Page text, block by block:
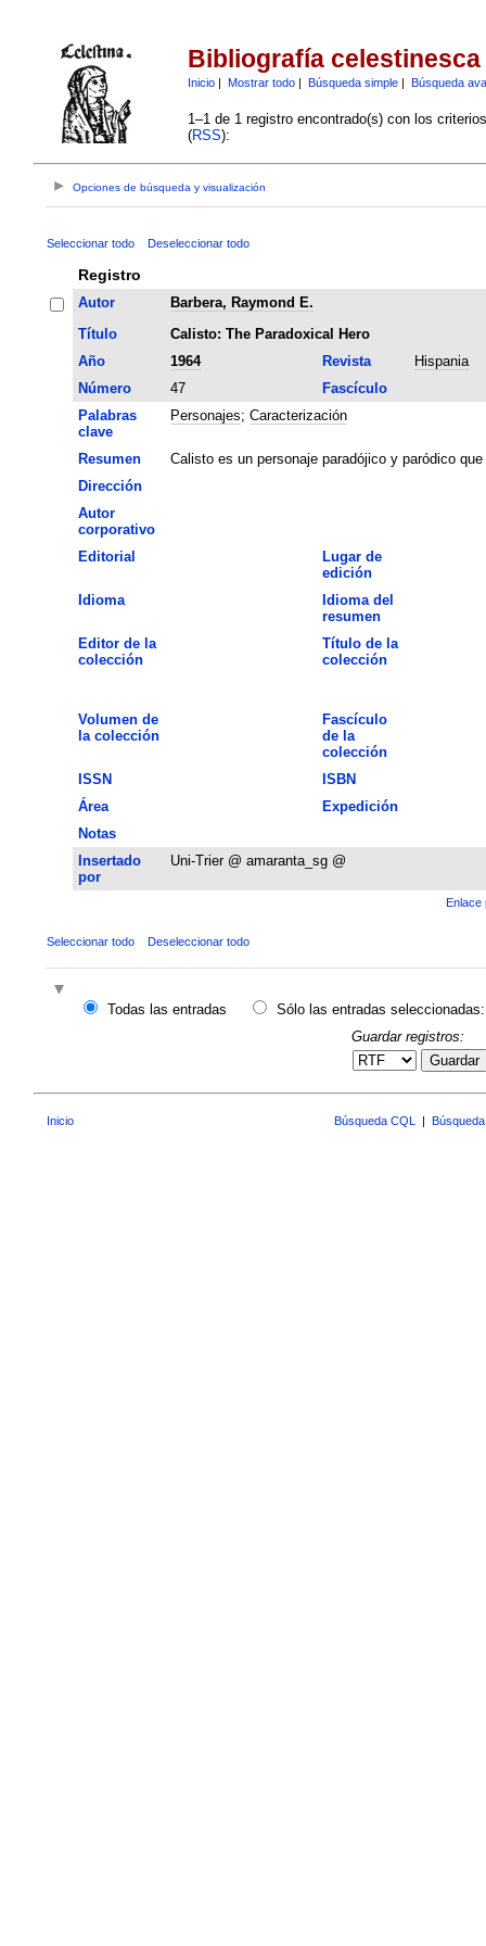
Bibliografía celestinesca
Inicio| Mostrar todo| Búsqueda simple| Búsqueda
1–1 de 1 registro encontrado(s) con los
(RSS):
Opciones de búsqueda y visualización
Seleccionar todo Deseleccionar todo
Registro
Autor
Barbera, Raymond E.
Título
Calisto: The Paradoxical Hero
Año
1964 Revista
Hispania
Número
47
Fascículo
Palabras
clave
Personajes; Caracterización
Resumen
Calisto es un personaje paradójico y paródico
Dirección
Autor
corporativo
Editorial
Lugar de
edición
Idioma
Idioma del
resumen
Editor de la
colección
Título de la
colección
Volumen de
la colección
Fascículo
de la
colección
ISSN
ISBN
Área
Expedición
Notas
Insertado
por
Uni-Trier @ amaranta_sg @
Enlace
Seleccionar todo Deseleccionar todo
Todas las entradas
Sólo las entradas seleccionadas:
Guardar registros:
Guardar
Inicio Búsqueda CQL